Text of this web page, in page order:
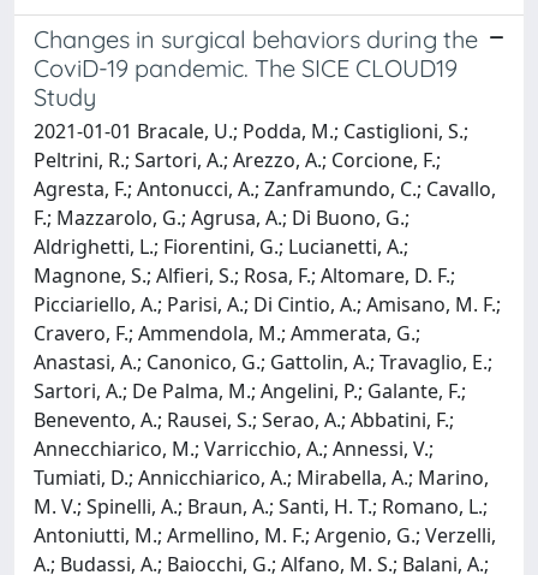
Changes in surgical behaviors during the
CoviD-19 pandemic. The SICE CLOUD19
Study
2021-01-01 Bracale, U.; Podda, M.; Castiglioni, S.;
Peltrini, R.; Sartori, A.; Arezzo, A.; Corcione, F.;
Agresta, F.; Antonucci, A.; Zanframundo, C.; Cavallo,
F.; Mazzarolo, G.; Agrusa, A.; Di Buono, G.;
Aldrighetti, L.; Fiorentini, G.; Lucianetti, A.;
Magnone, S.; Alfieri, S.; Rosa, F.; Altomare, D. F.;
Picciariello, A.; Parisi, A.; Di Cintio, A.; Amisano, M. F.;
Cravero, F.; Ammendola, M.; Ammerata, G.;
Anastasi, A.; Canonico, G.; Gattolin, A.; Travaglio, E.;
Sartori, A.; De Palma, M.; Angelini, P.; Galante, F.;
Benevento, A.; Rausei, S.; Serao, A.; Abbatini, F.;
Annecchiarico, M.; Varricchio, A.; Annessi, V.;
Tumiati, D.; Annicchiarico, A.; Mirabella, A.; Marino,
M. V.; Spinelli, A.; Braun, A.; Santi, H. T.; Romano, L.;
Antoniutti, M.; Armellino, M. F.; Argenio, G.; Verzelli,
A.; Budassi, A.; Baiocchi, G.; Alfano, M. S.; Balani, A.;